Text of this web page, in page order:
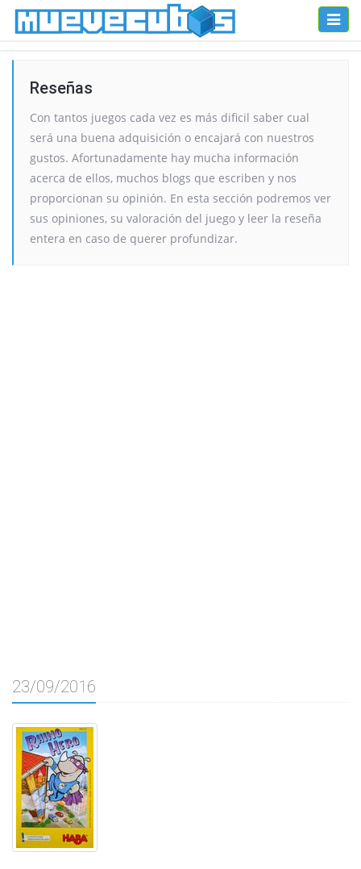
Toggle
Reseñas
Con tantos juegos cada vez es más dificil saber cual
será una buena adquisición o encajará con nuestros
gustos. Afortunadamente hay mucha información
acerca de ellos, muchos blogs que escriben y nos
proporcionan su opinión. En esta sección podremos ver
sus opiniones, su valoración del juego y leer la reseña
entera en caso de querer profundizar.
23/09/2016